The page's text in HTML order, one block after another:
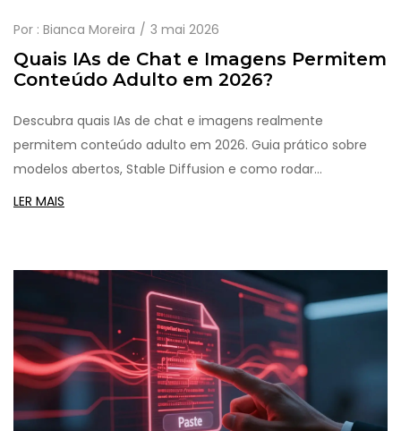
Por : Bianca Moreira 3 mai 2026
Quais IAs de Chat e Imagens Permitem
Conteúdo Adulto em 2026?
Descubra quais IAs de chat e imagens realmente
permitem conteúdo adulto em 2026. Guia prático sobre
modelos abertos, Stable Diffusion e como rodar
ferramentas sem censura localmente.
LER MAIS